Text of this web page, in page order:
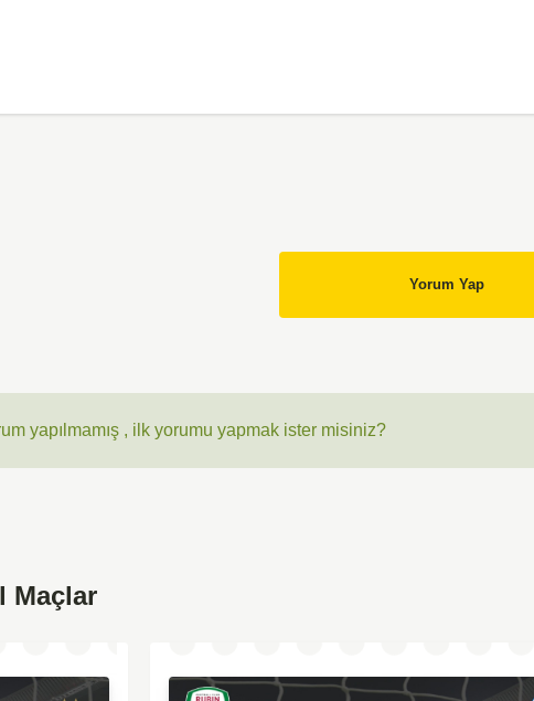
Yorum Yap
yapılmamış , ilk yorumu yapmak ister misiniz?
Maçlar